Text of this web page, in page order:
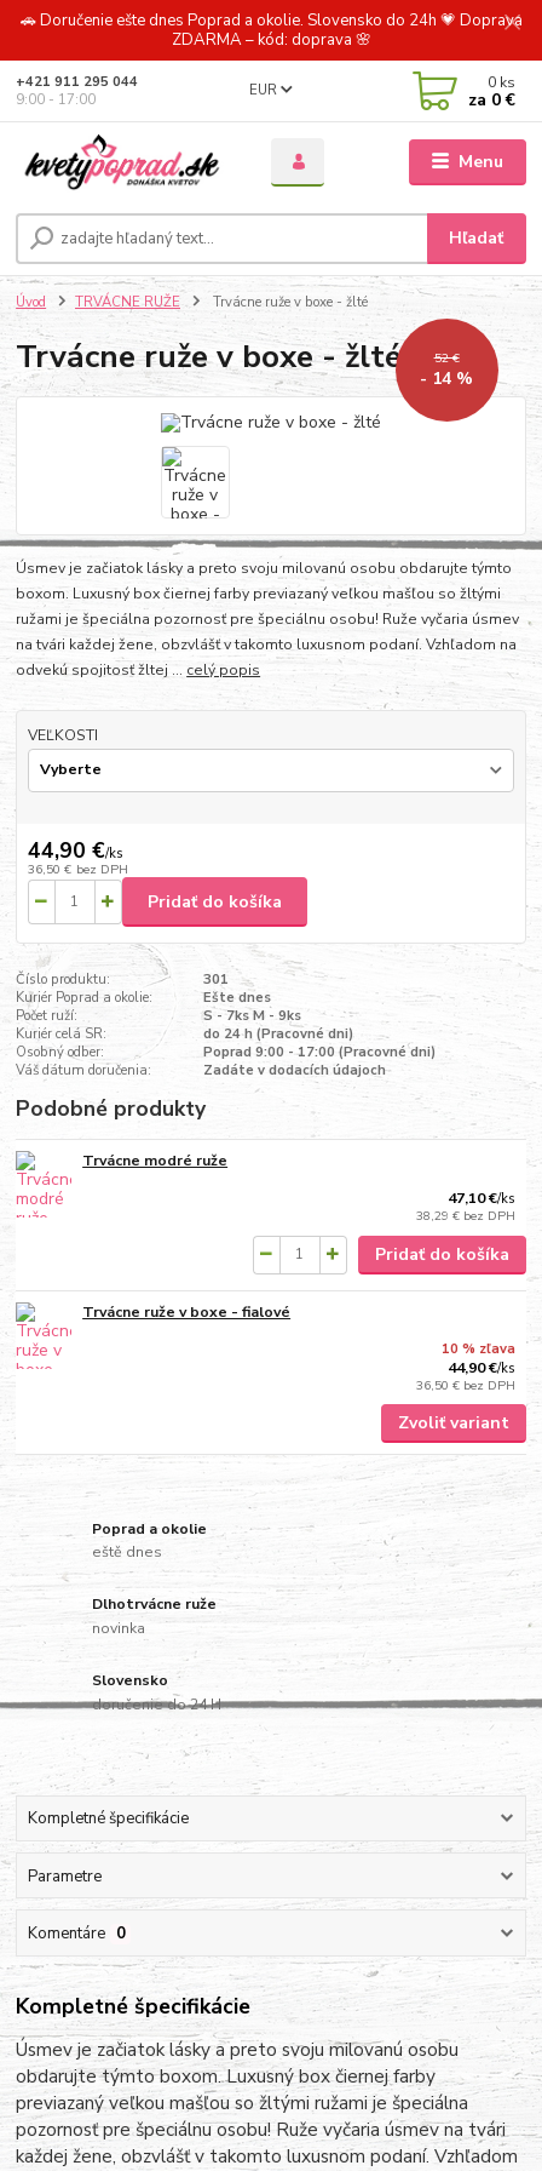
🚗 Doručenie ešte dnes Poprad a okolie. Slovensko do 24h 💗 Doprava
ZDARMA – kód: doprava 🌸
Menu
EUR
Hľadať
+421 911 295 044
9:00 - 17:00
0 ks
za 0 €
Úvod TRVÁCNE RUŽE Trvácne ruže v boxe - žlté
Trvácne ruže v boxe - žlté 52 €
- 14 %
Úsmev je začiatok lásky a preto svoju milovanú osobu obdarujte týmto
boxom. Luxusný box čiernej farby previazaný veľkou mašľou so žltými
ružami je špeciálna pozornosť pre špeciálnu osobu! Ruže vyčaria úsmev
na tvári každej žene, obzvlášť v takomto luxusnom podaní. Vzhľadom na
odvekú spojitosť žltej ... celý popis
VEĽKOSTI
44,90 €/ks
36,50 € bez DPH
Pridať do košíka
Číslo produktu:
301
Kuriér Poprad a okolie:
Ešte dnes
Počet ruží:
S - 7ks M - 9ks
Kuriér celá SR:
do 24 h (Pracovné dni)
Osobný odber:
Poprad 9:00 - 17:00 (Pracovné dni)
Váš dátum doručenia:
Zadáte v dodacích údajoch
Podobné produkty
Trvácne modré ruže
47,10 €/ks
38,29 € bez DPH
Pridať do košíka
Trvácne ruže v boxe - fialové
10 % zľava
44,90 €/ks
36,50 € bez DPH
Zvoliť variant
Poprad a okolie
eště dnes
Dlhotrvácne ruže
novinka
Slovensko
doručenie do 24 H
Kompletné špecifikácie
Parametre
Komentáre 0
Kompletné špecifikácie
Úsmev je začiatok lásky a preto svoju milovanú osobu
obdarujte týmto boxom. Luxusný box čiernej farby
previazaný veľkou mašľou so žltými ružami je špeciálna
pozornosť pre špeciálnu osobu! Ruže vyčaria úsmev na tvári
každej žene, obzvlášť v takomto luxusnom podaní. Vzhľadom